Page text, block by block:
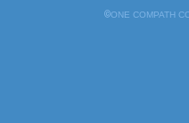
©ONE COMPATH